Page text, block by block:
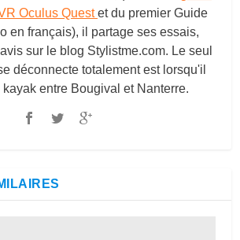
Oculus Questet du premier Guide
en français), il partage ses essais,
sur le blog Stylistme.com. Le seul
déconnecte totalement est lorsqu'il
kayak entre Bougival et Nanterre.